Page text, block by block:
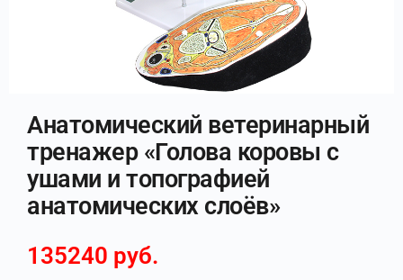
Анатомический ветеринарный
тренажер «Голова коровы с
ушами и топографией
анатомических слоёв»
135240 руб.